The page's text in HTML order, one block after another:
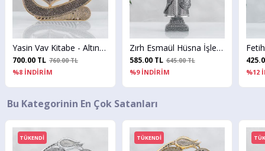
Yasin Vav Kitabe - Altın Renk - Ebat : 29 x 23 cm.
700.00 TL 760.00 TL
%8 İNDİRİM
Zırh Esmaül Hüsna İşlemeli - Gümüş Renk - Ebat : 12 x 28 cm.
585.00 TL 645.00 TL
%9 İNDİRİM %12
Bu Kategorinin En Çok Satanları
TÜKENDİ TÜKENDİ